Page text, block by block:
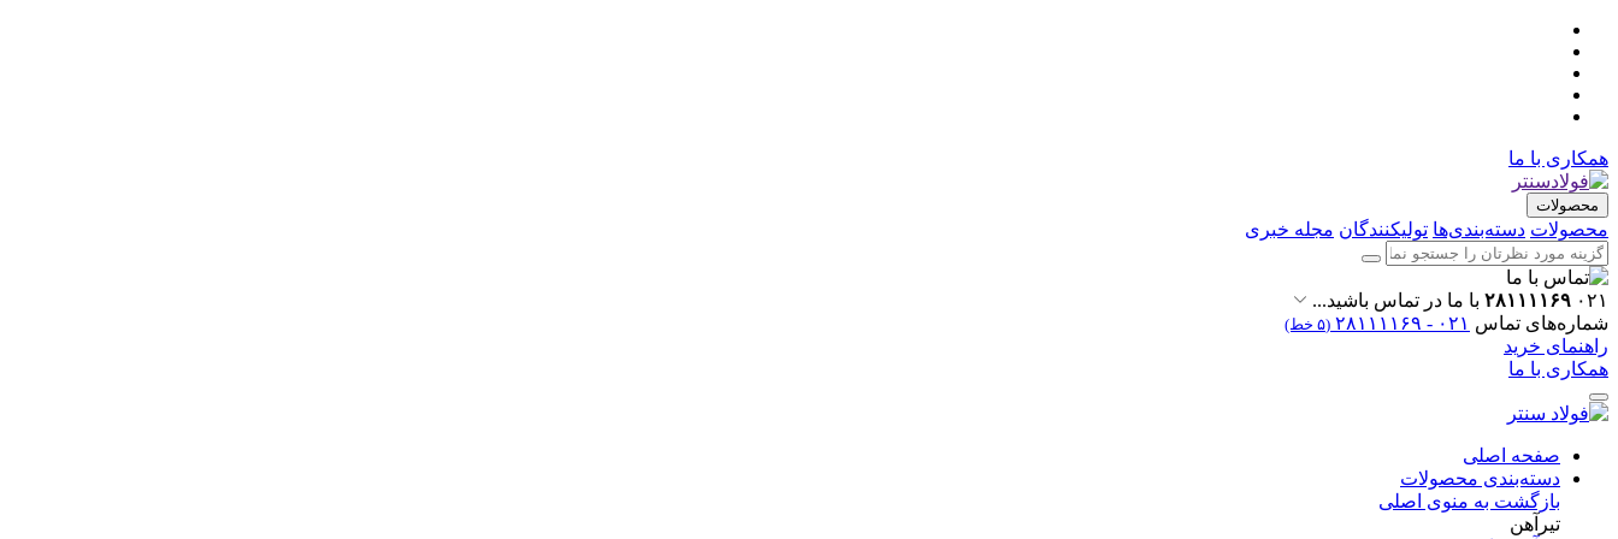
همکاری با ما
محصولات
محصولات دسته‌بندی‌ها تولیکنندگان مجله خبری
۰۲۱ ۲۸۱۱۱۱۶۹ با ما در تماس باشید...
شماره‌های تماس ۰۲۱ - ۲۸۱۱۱۱۶۹ (۵ خط)
راهنمای خرید
همکاری با ما
صفحه اصلی
دسته‌بندی محصولات
بازگشت به منوی اصلی
تیرآهن